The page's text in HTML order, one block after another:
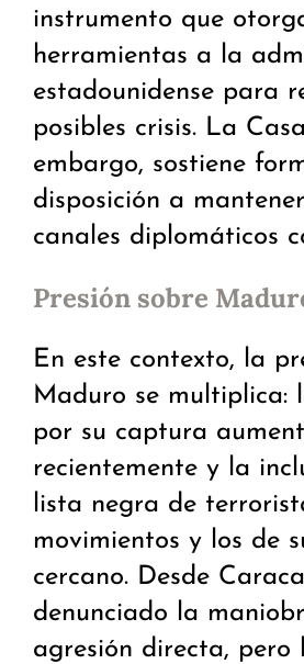
instrumento que
herramientas a la
estadounidense para
posibles crisis. La
embargo, sostiene
disposición a
canales diplomáticos
Presión sobre
En este contexto, la
Maduro se multiplica:
por su captura
recientemente y la
lista negra de
movimientos y los de
cercano. Desde
denunciado la
agresión directa, pero